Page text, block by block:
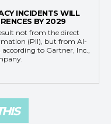
INCIDENTS WILL
BY 2029
not from the direct
(PII), but from AI-
to Gartner, Inc.,